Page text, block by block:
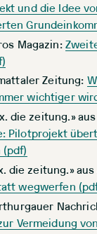
und die Idee
Magazin:
Zeitung:
wichtiger
die zeitung.»
Pilotprojekt
(pdf)
die zeitung.» aus
wegwerfen
Vermeidung